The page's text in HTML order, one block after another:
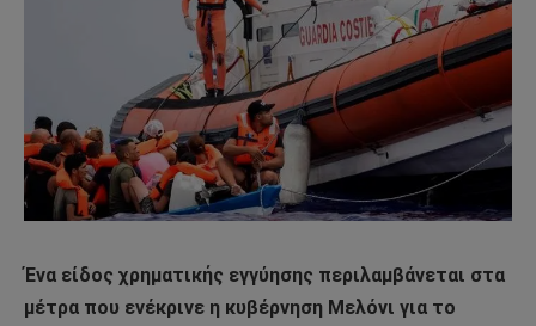
Ένα είδος χρηματικής εγγύησης περιλαμβάνεται στα
μέτρα που ενέκρινε η κυβέρνηση Μελόνι για το